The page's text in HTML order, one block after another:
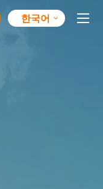
한국어